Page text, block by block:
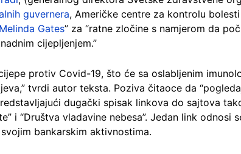
guvernera, Američke centre za kontrolu
Gates” za “ratne zločine s namjerom da
cijepljenjem.”
protiv Covid-19, što će sa oslabljenim
tvrdi autor teksta. Poziva čitaoce da
dugački spisak linkova do sajtova
i “Društva vladavine nebesa”. Jedan link odnosi
bankarskim aktivnostima.